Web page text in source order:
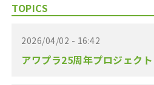
TOPICS
2026/04/02 - 16:42
アワプラ25周年プロジェクト